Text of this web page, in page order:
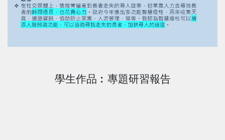
學生作品︰專題研習報告